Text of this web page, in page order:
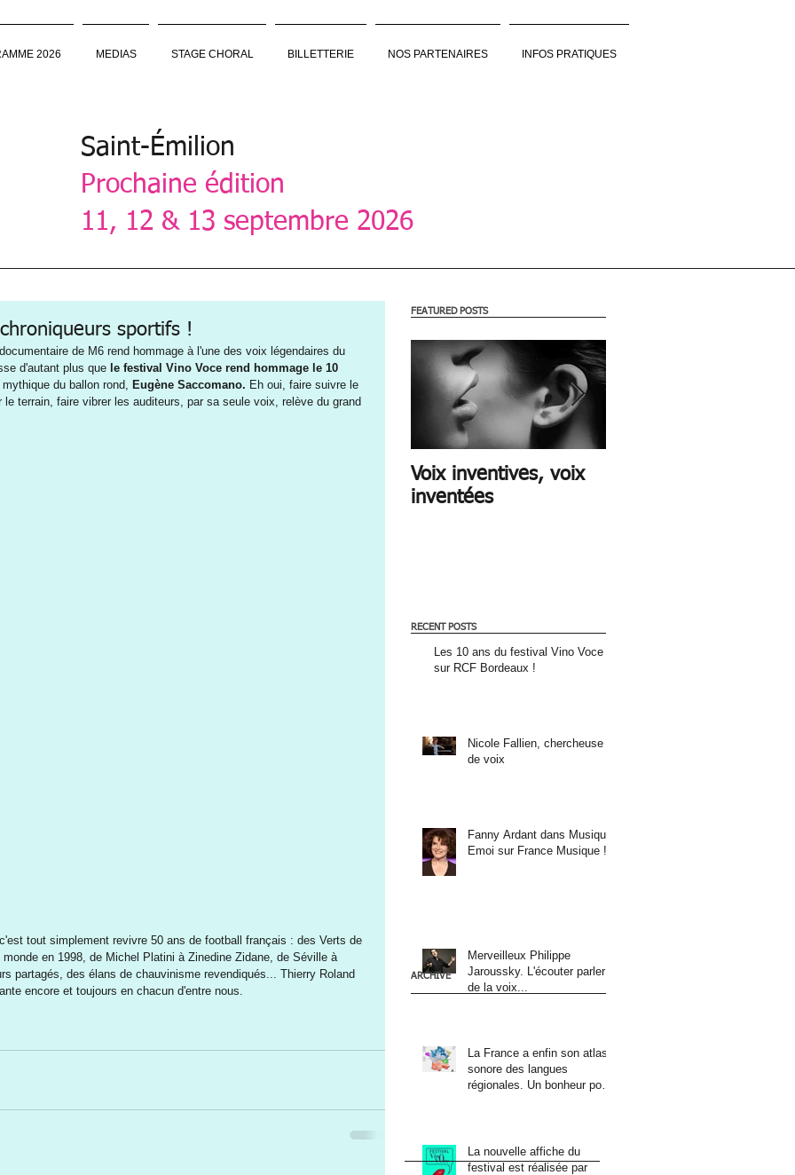
2026 MEDIAS STAGE CHORAL BILLETTERIE NOS PARTENAIRES INFOS PRATIQUES
Saint-Émilion
Prochaine édition
11, 12 & 13 septembre 2026
sportifs !
de M6 rend hommage à l'une des voix légendaires du
d'autant plus que le festival Vino Voce rend hommage le 10
du ballon rond, Eugène Saccomano. Eh oui, faire suivre le
terrain, faire vibrer les auditeurs, par sa seule voix, relève du grand
tout simplement revivre 50 ans de football français : des Verts de
en 1998, de Michel Platini à Zinedine Zidane, de Séville à
partagés, des élans de chauvinisme revendiqués... Thierry Roland
encore et toujours en chacun d'entre nous.
FEATURED POSTS
Voix inventives, voix
inventées
Les 10 ans du festival Vino Voce
sur RCF Bordeaux !
Nicole Fallien, chercheuse
de voix
Fanny Ardant dans Musique
Emoi sur France Musique !
Merveilleux Philippe
Jaroussky. L'écouter parler
de la voix...
La France a enfin son atlas
sonore des langues
régionales. Un bonheur pour
La nouvelle affiche du
festival est réalisée par
RECENT POSTS
ARCHIVE